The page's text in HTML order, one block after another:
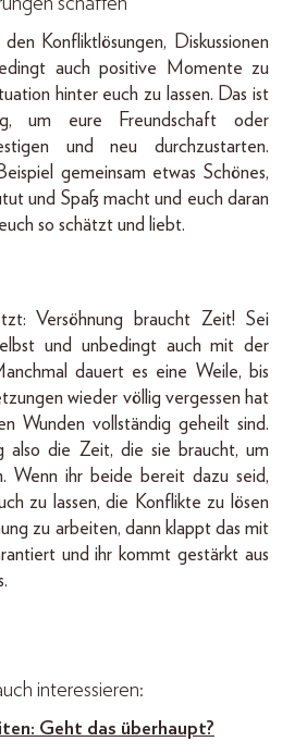
Konfliktlösungen, Diskussionen
auch positive Momente zu
hinter euch zu lassen. Das ist
um eure Freundschaft oder
und neu durchzustarten.
gemeinsam etwas Schönes,
und Spaß macht und euch daran
so schätzt und liebt.
Versöhnung braucht Zeit! Sei
und unbedingt auch mit der
dauert es eine Weile, bis
wieder völlig vergessen hat
Wunden vollständig geheilt sind.
also die Zeit, die sie braucht, um
Wenn ihr beide bereit dazu seid,
zu lassen, die Konflikte zu lösen
zu arbeiten, dann klappt das mit
und ihr kommt gestärkt aus
interessieren:
Geht das überhaupt?